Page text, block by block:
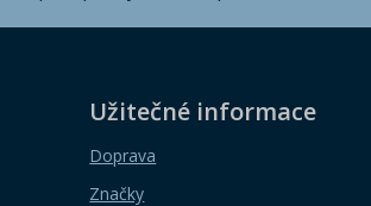
Užitečné informace
Doprava
Značky